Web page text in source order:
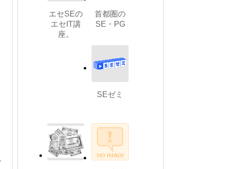
エセSEの
エセIT講
座。
首都圏の
SE・PG
SEゼミ